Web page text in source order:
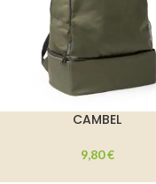
CAMBEL
9,80€